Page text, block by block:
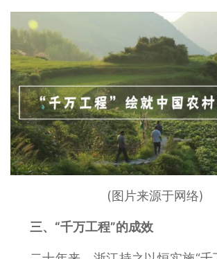
(图片来源于网络)
三、“千万工程”的成效